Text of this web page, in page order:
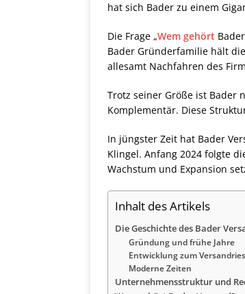
hat sich Bader zu einem
Die Frage „Wem gehört
Bader Gründerfamilie hält
allesamt Nachfahren des
Trotz seiner Größe ist Bader
Komplementär. Diese
In jüngster Zeit hat Bader
Klingel. Anfang 2024 folgte
Wachstum und Expansion
Inhalt des Artikels
Die Geschichte des Bader
Gründung und frühe Jahre
Entwicklung zum
Moderne Zeiten
Unternehmensstruktur und